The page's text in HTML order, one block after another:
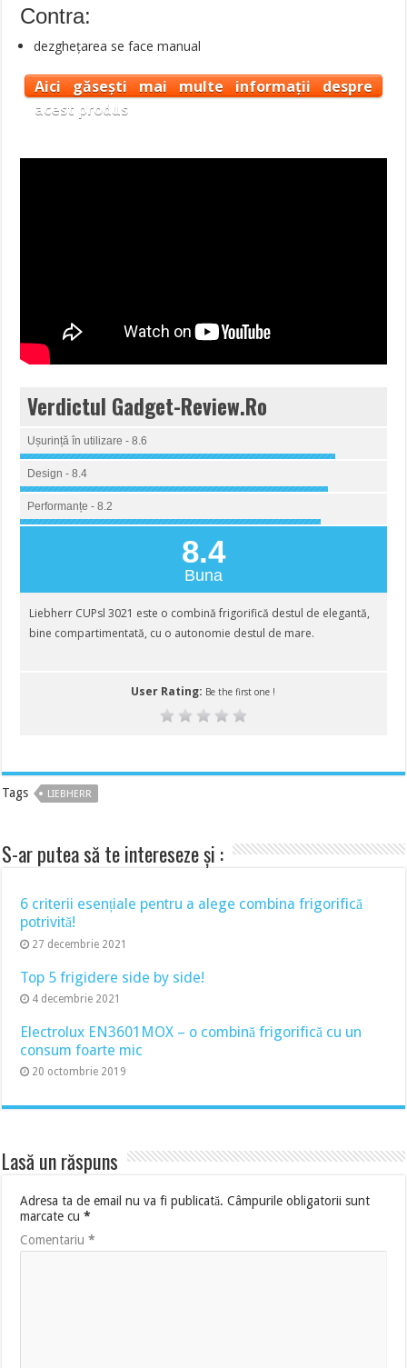
Contra:
dezghețarea se face manual
Aici găsești mai multe informații despre
acest produs
Verdictul Gadget-Review.Ro
Ușurință în utilizare - 8.6
Design - 8.4
Performanțe - 8.2
8.4
Buna
Liebherr CUPsl 3021 este o combină frigorifică destul de elegantă,
bine compartimentată, cu o autonomie destul de mare.
User Rating: Be the first one !
Tags LIEBHERR
S-ar putea să te intereseze și :
6 criterii esențiale pentru a alege combina frigorifică
potrivită!
27 decembrie 2021
Top 5 frigidere side by side!
4 decembrie 2021
Electrolux EN3601MOX – o combină frigorifică cu un
consum foarte mic
20 octombrie 2019
Lasă un răspuns
Adresa ta de email nu va fi publicată. Câmpurile obligatorii sunt
marcate cu*
Comentariu*